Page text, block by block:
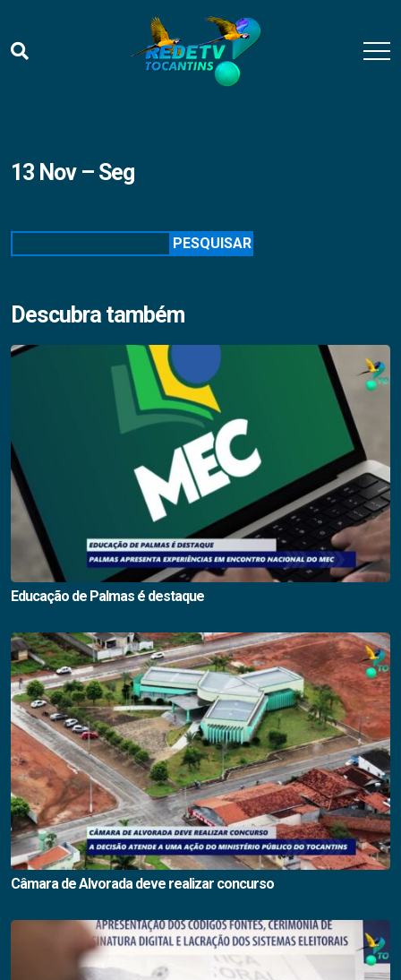
13 Nov – Seg
PESQUISAR
Descubra também
Educação de Palmas é destaque
Câmara de Alvorada deve realizar concurso